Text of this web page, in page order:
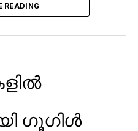
READING
ഗൂഗിള്‍